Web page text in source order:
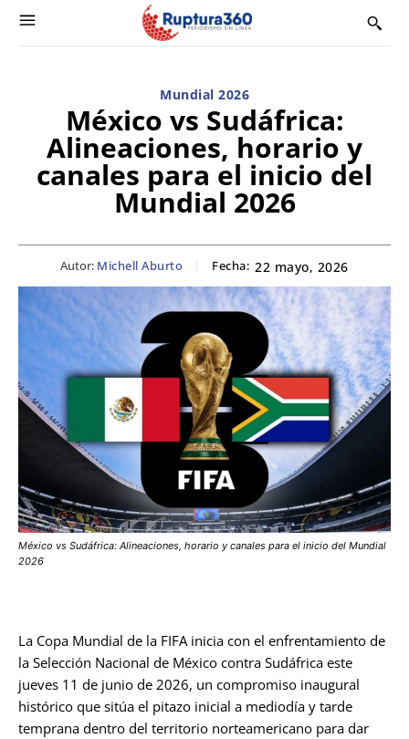
Mundial 2026
México vs Sudáfrica:
Alineaciones, horario y
canales para el inicio del
Mundial 2026
Autor: Michell Aburto Fecha: 22 mayo, 2026
México vs Sudáfrica: Alineaciones, horario y canales para el inicio del Mundial
2026
La Copa Mundial de la FIFA inicia con el enfrentamiento de
la Selección Nacional de México contra Sudáfrica este
jueves 11 de junio de 2026, un compromiso inaugural
histórico que sitúa el pitazo inicial a mediodía y tarde
temprana dentro del territorio norteamericano para dar